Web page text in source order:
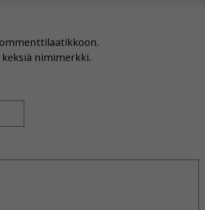
nimimerkki.
evästeiden käytön.